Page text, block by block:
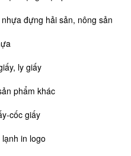
nhựa đựng hải sản, nông sản
ly giấy
phẩm khác
cốc giấy
lạnh in logo